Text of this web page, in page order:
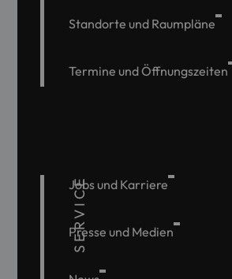
Standorte und Raumpläne
Termine und Öffnungszeiten
SERVICE
Jobs und Karriere
Presse und Medien